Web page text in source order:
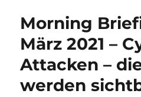
Morning
März 2021 –
Attacken –
werden